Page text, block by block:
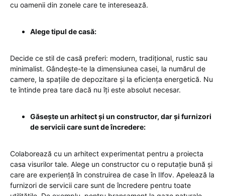
cu oamenii din zonele care te interesează.
Alege tipul de casă:
Decide ce stil de casă preferi: modern, tradițional, rustic sau
minimalist. Gândește-te la dimensiunea casei, la numărul de
camere, la spațiile de depozitare și la eficiența energetică. Nu
te întinde prea tare dacă nu îți este absolut necesar.
Găsește un arhitect și un constructor, dar și furnizori
de servicii care sunt de încredere:
Colaborează cu un arhitect experimentat pentru a proiecta
casa visurilor tale. Alege un constructor cu o reputație bună și
care are experiență în construirea de case în Ilfov. Apelează la
furnizori de servicii care sunt de încredere pentru toate